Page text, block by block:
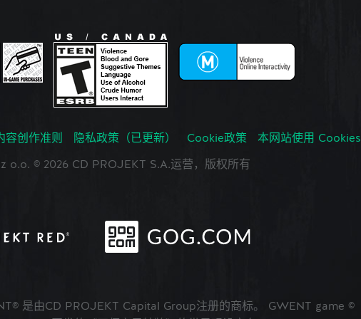
容创作准则 隐私政策（已更新） Cookie政策 本网站使用 Cookies
o.o. © 2026 CD PROJEKT S.A.运营，版权所有
是由CD PROJEKT Capital Group注册的商标。 GWENT game ©